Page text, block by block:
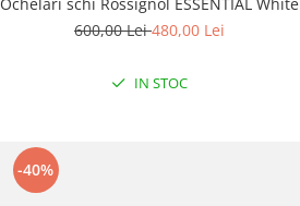
600,00 Lei480,00 Lei
IN STOC
-40%